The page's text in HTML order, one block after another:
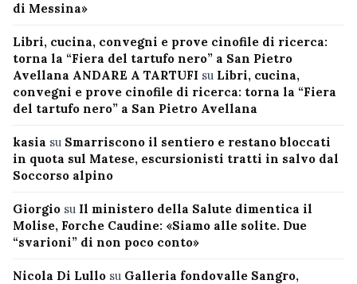
di Messina»
Libri, cucina, convegni e prove cinofile di ricerca:
torna la “Fiera del tartufo nero” a San Pietro
Avellana ANDARE A TARTUFI su Libri, cucina,
convegni e prove cinofile di ricerca: torna la “Fiera
del tartufo nero” a San Pietro Avellana
kasia su Smarriscono il sentiero e restano bloccati
in quota sul Matese, escursionisti tratti in salvo dal
Soccorso alpino
Giorgio su Il ministero della Salute dimentica il
Molise, Forche Caudine: «Siamo alle solite. Due
“svarioni” di non poco conto»
Nicola Di Lullo su Galleria fondovalle Sangro,